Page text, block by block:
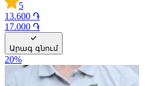
5
13.600 ֏
17.000 ֏
Արագ գնում
20%